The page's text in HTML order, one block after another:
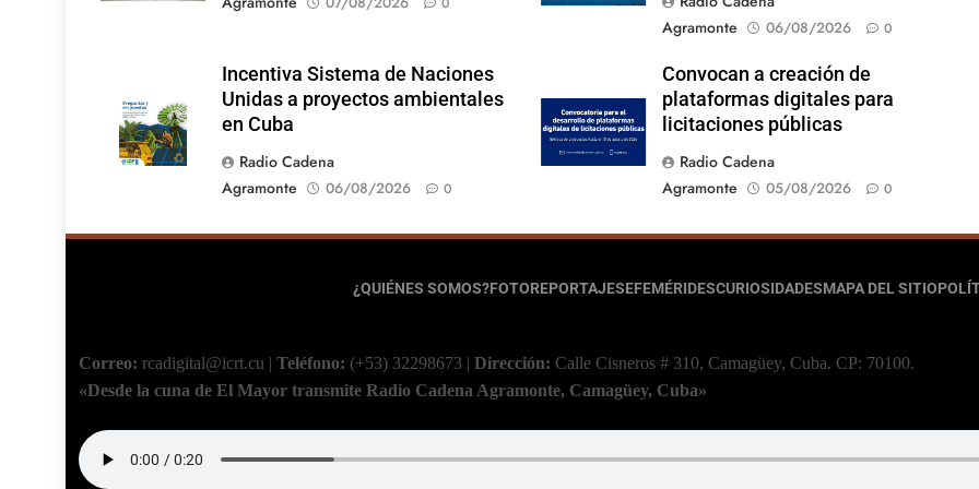
Agramonte
06/08/2026 0
Incentiva Sistema de Naciones
Unidas a proyectos ambientales
en Cuba
Radio Cadena
Agramonte
06/08/2026 0
Convocan a creación de
plataformas digitales para
licitaciones públicas
Radio Cadena
Agramonte
05/08/2026 0
¿QUIÉNES SOMOS?FOTOREPORTAJESEFEMÉRIDESCURIOSIDADESMAPA DEL SITIO
Correo: rcadigital@icrt.cu | Teléfono: (+53) 32298673 | Dirección: Calle Cisneros # 310, Camagüey, Cuba. CP: 70100.
«Desde la cuna de El Mayor transmite Radio Cadena Agramonte, Camagüey, Cuba»